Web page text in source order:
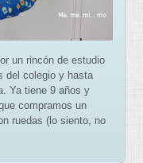
un rincón de estudio
del colegio y hasta
Ya tiene 9 años y
compramos un
ruedas (lo siento, no